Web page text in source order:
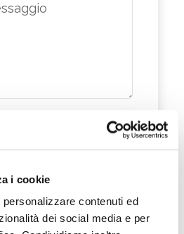
i cookie
contenuti ed
dei social media e per
alla newsletter*
trattamento dei dati
*
richiesta